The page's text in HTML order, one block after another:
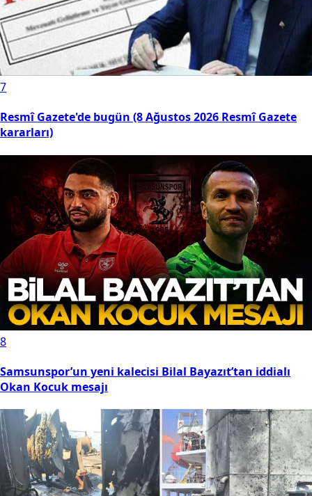
7
Resmî Gazete'de bugün (8 Ağustos 2026 Resmî Gazete
kararları)
8
Samsunspor’un yeni kalecisi Bilal Bayazıt’tan iddialı
Okan Kocuk mesajı